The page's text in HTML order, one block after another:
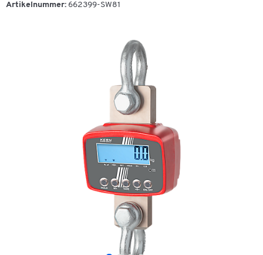
Artikelnummer: 662399-SW81